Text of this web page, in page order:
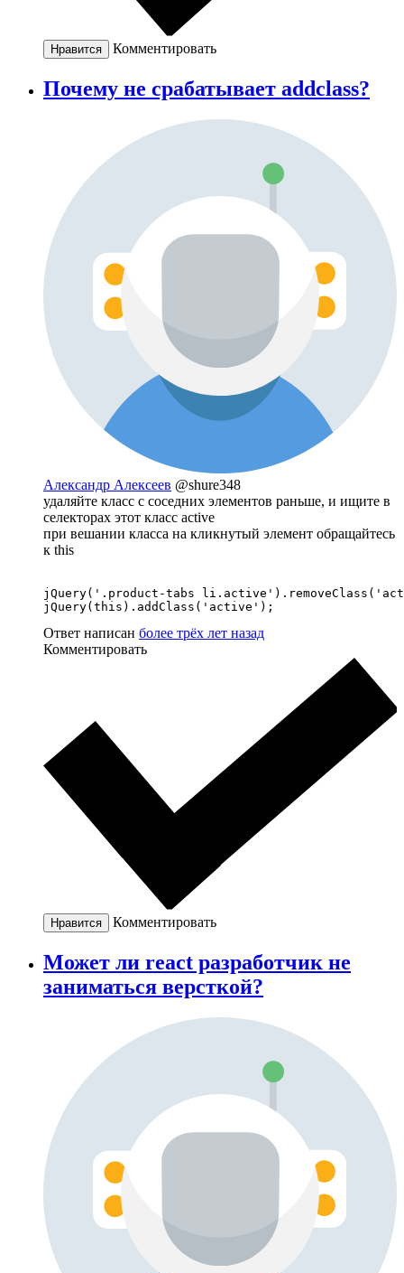
Нравится Комментировать
Почему не срабатывает addclass?
Александр Алексеев @shure348
удаляйте класс с соседних элементов раньше, и ищите в
селекторах этот класс active
при вешании класса на кликнутый элемент обращайтесь
к this
jQuery('.product-tabs
jQuery(this).addClass('active');
Ответ написан более трёх лет назад
Комментировать
Нравится Комментировать
Может ли react разработчик не
заниматься версткой?